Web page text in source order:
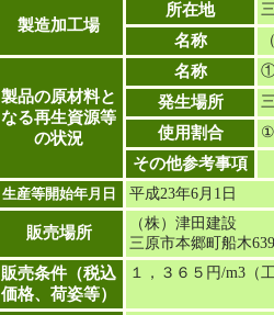
製造加工場
所在地
名称
製品の原材料と
なる再生資源等
の状況
名称 ①
発生場所
使用割合 ①
その他参考事項
生産等開始年月日 平成23年6月1日
販売場所
（株）津田建設
三原市本郷町船木
販売条件（税込
価格、荷姿等）
１，３６５円/m3（